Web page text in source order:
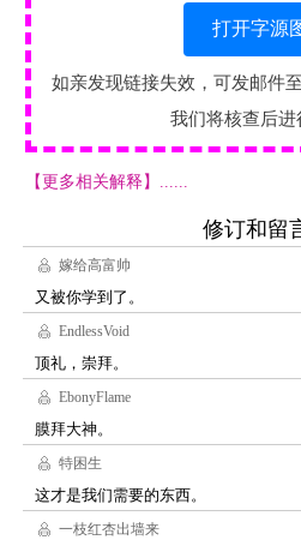
打开字源
如亲发现链接失效，可发邮件
我们将核查后进
【更多相关解释】......